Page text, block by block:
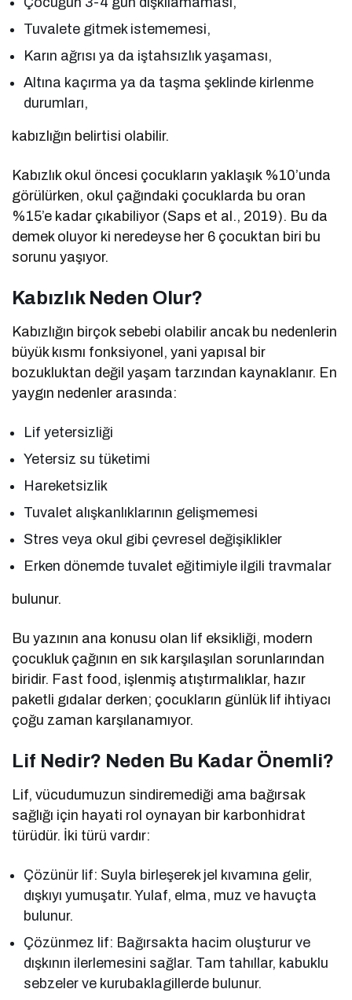
Tuvalete gitmek istememesi,
Karın ağrısı ya da iştahsızlık yaşaması,
Altına kaçırma ya da taşma şeklinde kirlenme
durumları,
kabızlığın belirtisi olabilir.
Kabızlık okul öncesi çocukların yaklaşık %10’unda
görülürken, okul çağındaki çocuklarda bu oran
%15’e kadar çıkabiliyor (Saps et al., 2019). Bu da
demek oluyor ki neredeyse her 6 çocuktan biri bu
sorunu yaşıyor.
Kabızlık Neden Olur?
Kabızlığın birçok sebebi olabilir ancak bu nedenlerin
büyük kısmı fonksiyonel, yani yapısal bir
bozukluktan değil yaşam tarzından kaynaklanır. En
yaygın nedenler arasında:
Lif yetersizliği
Yetersiz su tüketimi
Hareketsizlik
Tuvalet alışkanlıklarının gelişmemesi
Stres veya okul gibi çevresel değişiklikler
Erken dönemde tuvalet eğitimiyle ilgili travmalar
bulunur.
Bu yazının ana konusu olan lif eksikliği, modern
çocukluk çağının en sık karşılaşılan sorunlarından
biridir. Fast food, işlenmiş atıştırmalıklar, hazır
paketli gıdalar derken; çocukların günlük lif ihtiyacı
çoğu zaman karşılanamıyor.
Lif Nedir? Neden Bu Kadar Önemli?
Lif, vücudumuzun sindiremediği ama bağırsak
sağlığı için hayati rol oynayan bir karbonhidrat
türüdür. İki türü vardır:
Çözünür lif: Suyla birleşerek jel kıvamına gelir,
dışkıyı yumuşatır. Yulaf, elma, muz ve havuçta
bulunur.
Çözünmez lif: Bağırsakta hacim oluşturur ve
dışkının ilerlemesini sağlar. Tam tahıllar, kabuklu
sebzeler ve kurubaklagillerde bulunur.